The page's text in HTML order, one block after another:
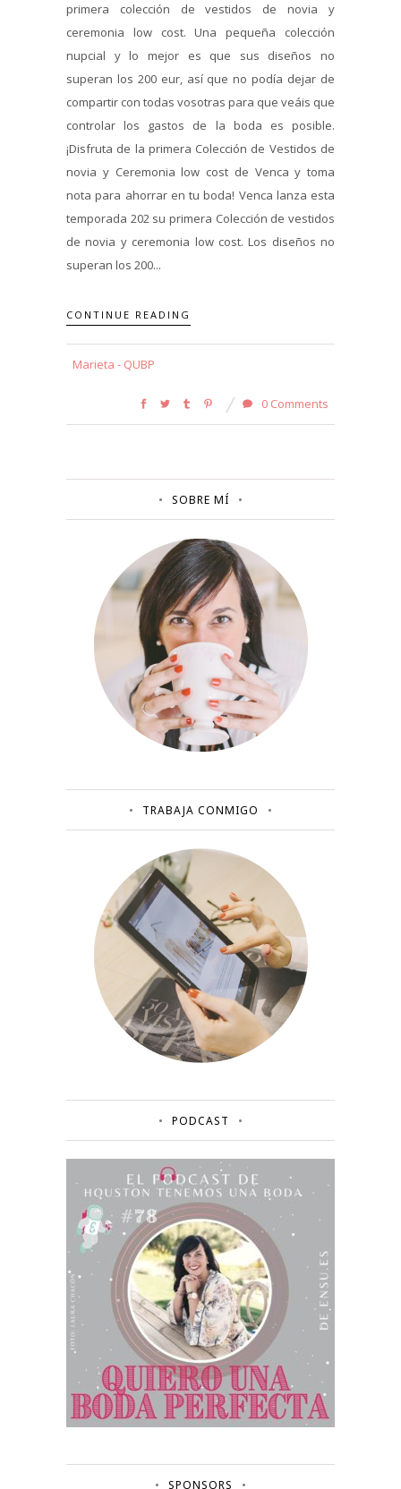
primera colección de vestidos de novia y
ceremonia low cost. Una pequeña colección
nupcial y lo mejor es que sus diseños no
superan los 200 eur, así que no podía dejar de
compartir con todas vosotras para que veáis que
controlar los gastos de la boda es posible.
¡Disfruta de la primera Colección de Vestidos de
novia y Ceremonia low cost de Venca y toma
nota para ahorrar en tu boda! Venca lanza esta
temporada 202 su primera Colección de vestidos
de novia y ceremonia low cost. Los diseños no
superan los 200...
CONTINUE READING
Marieta - QUBP
0 Comments
SOBRE MÍ
TRABAJA CONMIGO
PODCAST
SPONSORS